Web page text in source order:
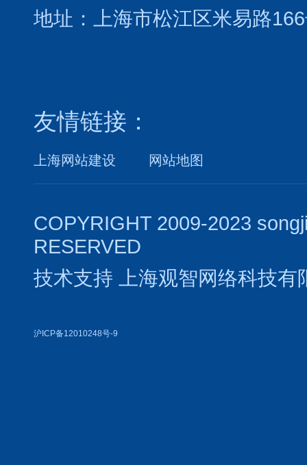
地址：上海市松江区米易路
友情链接：
上海网站建设 网站地图
COPYRIGHT 2009-2023
RESERVED
技术支持
上海观智网络科技有
沪ICP备12010248号-9